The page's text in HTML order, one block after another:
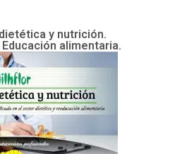
y nutrición.
alimentaria.